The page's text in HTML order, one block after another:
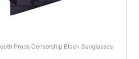
Props Censorship Black Sunglasses